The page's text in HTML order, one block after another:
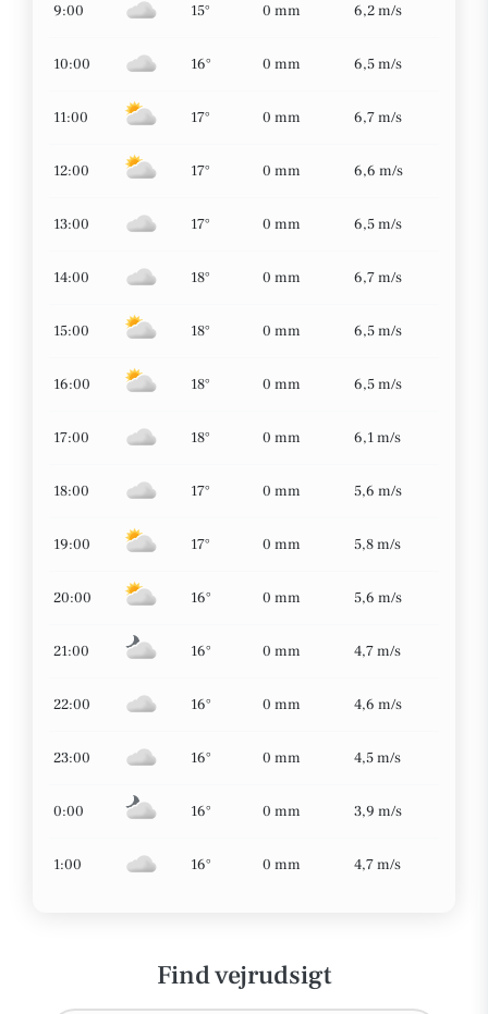
9:00 15° 0 mm 6,2 m/s
10:00 16° 0 mm 6,5 m/s
11:00 17° 0 mm 6,7 m/s
12:00 17° 0 mm 6,6 m/s
13:00 17° 0 mm 6,5 m/s
14:00 18° 0 mm 6,7 m/s
15:00 18° 0 mm 6,5 m/s
16:00 18° 0 mm 6,5 m/s
17:00 18° 0 mm 6,1 m/s
18:00 17° 0 mm 5,6 m/s
19:00 17° 0 mm 5,8 m/s
20:00 16° 0 mm 5,6 m/s
21:00 16° 0 mm 4,7 m/s
22:00 16° 0 mm 4,6 m/s
23:00 16° 0 mm 4,5 m/s
0:00 16° 0 mm 3,9 m/s
1:00 16° 0 mm 4,7 m/s
Find vejrudsigt